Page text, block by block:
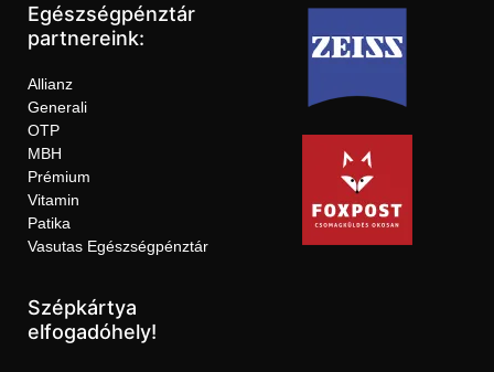
Egészségpénztár
partnereink:
Allianz
Generali
OTP
MBH
Prémium
Vitamin
Patika
Vasutas Egészségpénztár
Szépkártya
elfogadóhely!